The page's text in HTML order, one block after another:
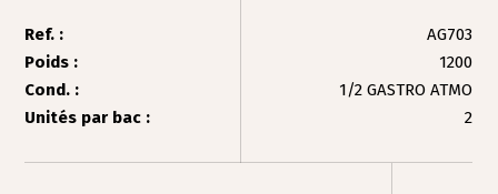
Ref. :
AG703
Poids :
1200
Cond. :
1/2 GASTRO ATMO
Unités par bac :
2